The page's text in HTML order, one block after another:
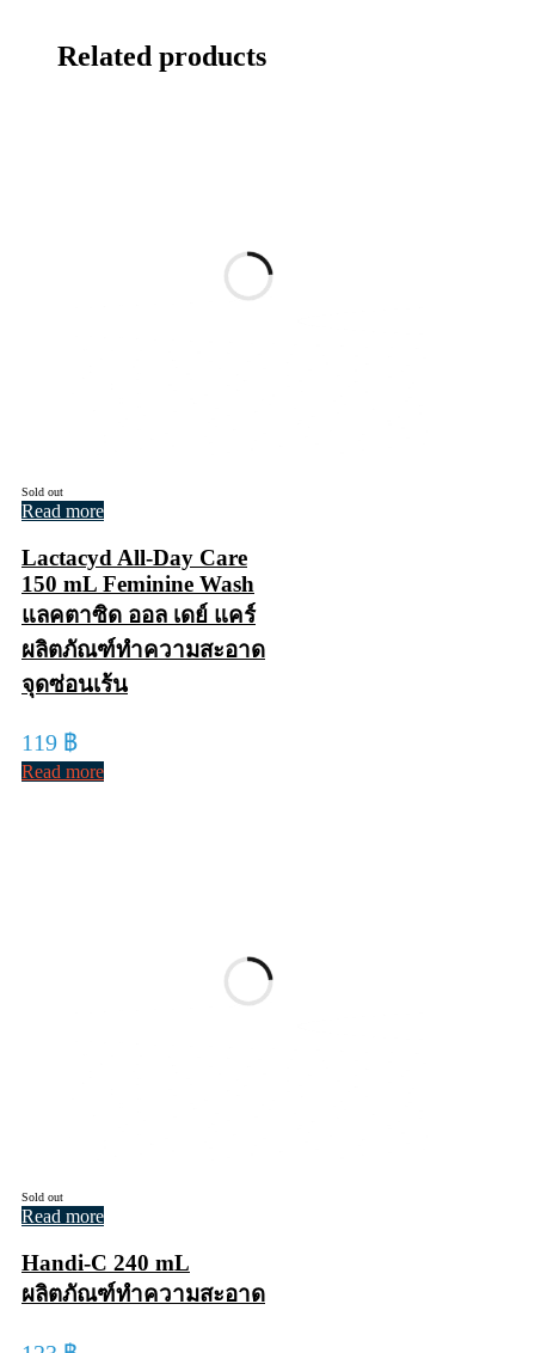
Related products
Sold out
Read more
Lactacyd All-Day Care
150 mL Feminine Wash
แลคตาซิด ออล เดย์ แคร์
ผลิตภัณฑ์ทำความสะอาด
จุดซ่อนเร้น
119 ฿
Read more
Sold out
Read more
Handi-C 240 mL
ผลิตภัณฑ์ทำความสะอาด